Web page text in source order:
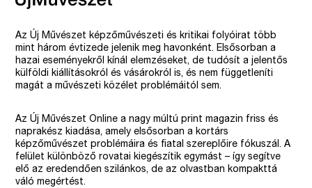
Az Új Művészet képzőművészeti és kritikai folyóirat több
mint három évtizede jelenik meg havonként. Elsősorban a
hazai eseményekről kínál elemzéseket, de tudósít a jelentős
külföldi kiállításokról és vásárokról is, és nem függetleníti
magát a művészeti közélet problémáitól sem.
Az Új Művészet Online a nagy múltú print magazin friss és
naprakész kiadása, amely elsősorban a kortárs
képzőművészet problémáira és fiatal szereplőire fókuszál. A
felület különböző rovatai kiegészítik egymást – így segítve
elő az eredendően szilánkos, de az olvastban kompakttá
váló megértést.